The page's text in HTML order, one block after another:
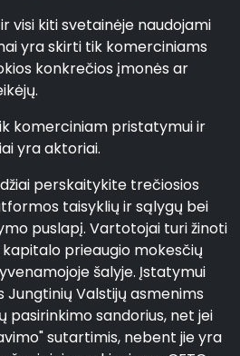
ir visi kiti svetainėje naudojami
yra skirti tik komerciniams
konkrečios įmonės ar
komerciniam pristatymui ir
yra aktoriai.
perskaitykite trečiosios
taisyklių ir sąlygų bei
puslapį. Vartotojai turi žinoti
kapitalo prieaugio mokesčių
šalyje. Įstatymui
Valstijų asmenims
sandorius, net jei
sutartimis, nebent jie yra